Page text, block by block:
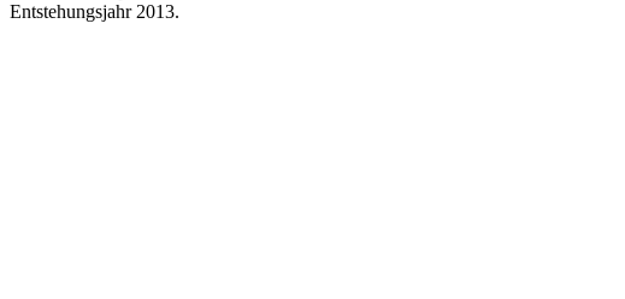
Entstehungsjahr 2013.